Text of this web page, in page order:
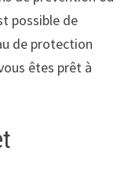
possible de
de protection
êtes prêt à